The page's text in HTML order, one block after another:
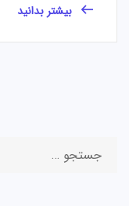
بیشتر بدانید